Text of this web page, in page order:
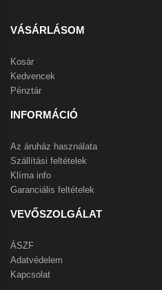
VÁSÁRLÁSOM
Kosár
Kedvencek
Pénztár
INFORMÁCIÓ
Az áruház használata
Szállítási feltételek
Klíma info
Garanciális feltételek
VEVŐSZOLGÁLAT
ÁSZF
Adatvédelem
Kapcsolat